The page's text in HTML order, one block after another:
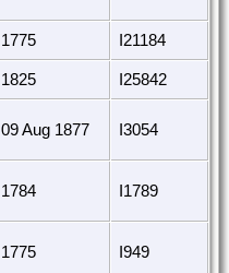
1775 I21184
1825 I25842
09 Aug 1877 I3054
1784 I1789
1775 I949